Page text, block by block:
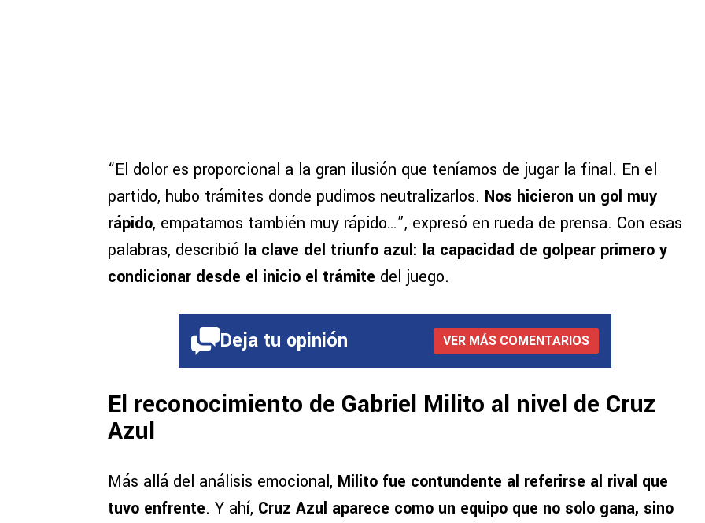
“El dolor es proporcional a la gran ilusión que teníamos de jugar la final. En el
partido, hubo trámites donde pudimos neutralizarlos. Nos hicieron un gol muy
rápido, empatamos también muy rápido…”, expresó en rueda de prensa. Con esas
palabras, describió la clave del triunfo azul: la capacidad de golpear primero y
condicionar desde el inicio el trámite del juego.
Deja tu opinión VER MÁS COMENTARIOS
El reconocimiento de Gabriel Milito al nivel de Cruz
Azul
Más allá del análisis emocional, Milito fue contundente al referirse al rival que
tuvo enfrente. Y ahí, Cruz Azul aparece como un equipo que no solo gana, sino